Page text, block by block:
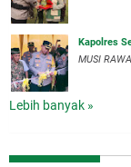
Kapolres
MUSI
Lebih banyak »